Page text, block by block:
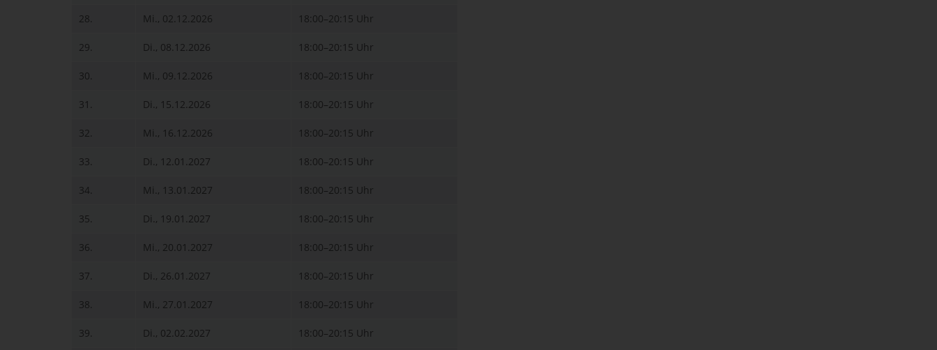
28. Mi., 02.12.2026 18:00–20:15 Uhr
29. Di., 08.12.2026 18:00–20:15 Uhr
30. Mi., 09.12.2026 18:00–20:15 Uhr
31. Di., 15.12.2026 18:00–20:15 Uhr
32. Mi., 16.12.2026 18:00–20:15 Uhr
33. Di., 12.01.2027 18:00–20:15 Uhr
34. Mi., 13.01.2027 18:00–20:15 Uhr
35. Di., 19.01.2027 18:00–20:15 Uhr
36. Mi., 20.01.2027 18:00–20:15 Uhr
37. Di., 26.01.2027 18:00–20:15 Uhr
38. Mi., 27.01.2027 18:00–20:15 Uhr
39. Di., 02.02.2027 18:00–20:15 Uhr